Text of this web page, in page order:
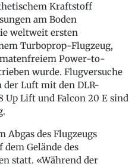
Kraftstoff
am Boden
weltweit ersten
Turboprop-Flugzeug,
Power-to-
wurde. Flugversuche
der Luft mit den DLR-
Up Lift und Falcon 20 E sind
Abgas des Flugzeugs
Gelände des
statt. «Während der